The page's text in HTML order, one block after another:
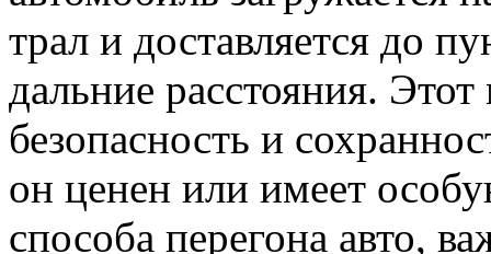
трал и доставляется до
дальние расстояния. Этот
безопасность и
он ценен или имеет
способа перегона авто,